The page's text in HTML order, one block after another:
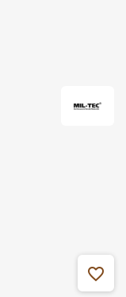
favorite_outline